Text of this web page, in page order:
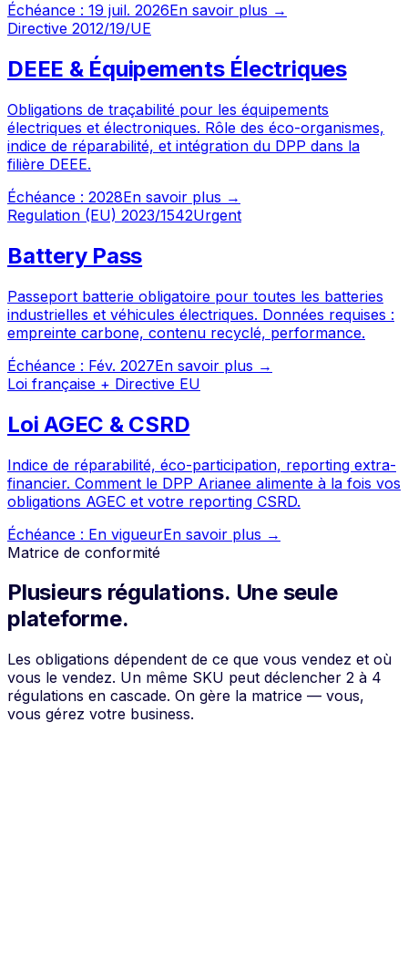
Échéance : 19 juil. 2026En savoir plus →
Directive 2012/19/UE
DEEE & Équipements Électriques
Obligations de traçabilité pour les équipements
électriques et électroniques. Rôle des éco-organismes,
indice de réparabilité, et intégration du DPP dans la
filière DEEE.
Échéance : 2028En savoir plus →
Regulation (EU) 2023/1542Urgent
Battery Pass
Passeport batterie obligatoire pour toutes les batteries
industrielles et véhicules électriques. Données requises :
empreinte carbone, contenu recyclé, performance.
Échéance : Fév. 2027En savoir plus →
Loi française + Directive EU
Loi AGEC & CSRD
Indice de réparabilité, éco-participation, reporting extra-
financier. Comment le DPP Arianee alimente à la fois vos
obligations AGEC et votre reporting CSRD.
Échéance : En vigueurEn savoir plus →
Matrice de conformité
Plusieurs régulations. Une seule
plateforme.
Les obligations dépendent de ce que vous vendez et où
vous le vendez. Un même SKU peut déclencher 2 à 4
régulations en cascade. On gère la matrice — vous,
vous gérez votre business.